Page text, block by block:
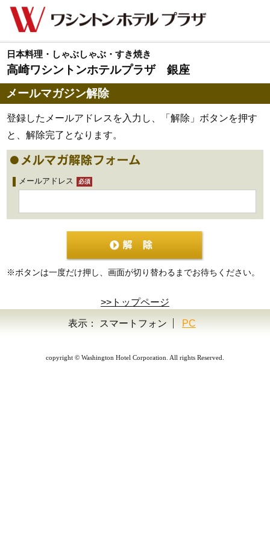
日本料理・しゃぶしゃぶ・すき焼き
高崎ワシントンホテルプラザ 銀座
メールマガジン解除
登録したメールアドレスを入力し、「解除」ボタンを押す
と、解除完了となります。
メールアドレス 必須
※ボタンは一度だけ押し、画面が切り替わるまでお待ちください。
>>トップページ
表示： スマートフォン PC
copyright © Washington Hotel Corporation. All rights Reserved.